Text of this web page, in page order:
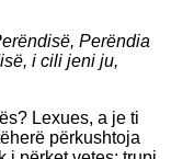
Perëndia
i cili jeni ju,
Lexues, a je ti
përkushtoja